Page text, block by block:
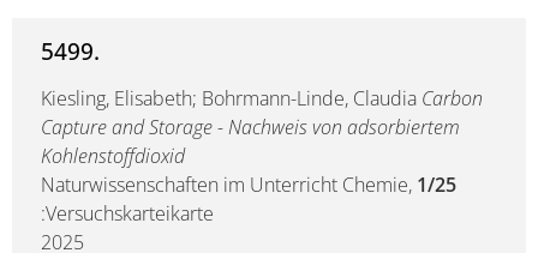
5499.
Kiesling, Elisabeth; Bohrmann-Linde, Claudia Carbon
Capture and Storage - Nachweis von adsorbiertem
Kohlenstoffdioxid
Naturwissenschaften im Unterricht Chemie, 1/25
:Versuchskarteikarte
2025